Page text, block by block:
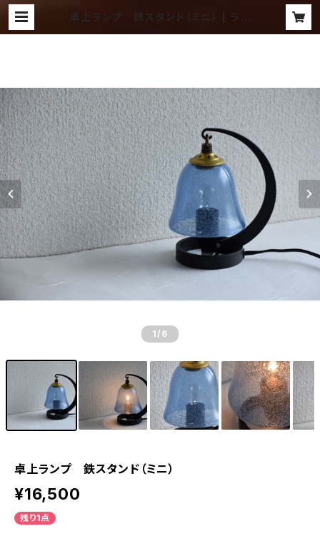
卓上ランプ 鉄スタンド（ミニ） | ラン
1 /6
卓上ランプ 鉄スタンド（ミニ）
¥16,500
残り1点